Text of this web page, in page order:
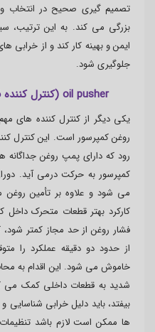
تصمیم گیری صحیح در انتخاب
بزرگی می کند. به این ترتیب،
ایمن و بهینه کار کند و از
جلوگیری شود.
oil pusher (کنترل کننده فشار روغن)
یکی دیگر از کنترل کننده های
روغن کمپرسور است. این کنترل
رود که دارای پمپ روغن
کمپرسور به حرکت درمی آید.
می شود و علاوه بر تأمین روغن
کارکرد بهتر قطعات متحرک داخل
فشار روغن از حد مجاز کمتر
از حدود دو دقیقه عملکرد را
خاموش می شود. این اقدام به
شدید به قطعات داخلی کمک می
بیفتد، باید دلیل خرابی
ها ممکن است لازم باشد